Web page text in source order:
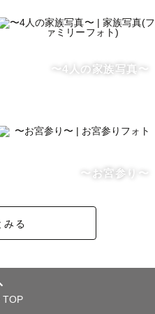
〜4人の家族写真〜
〜お宮参り〜
みる
TOP